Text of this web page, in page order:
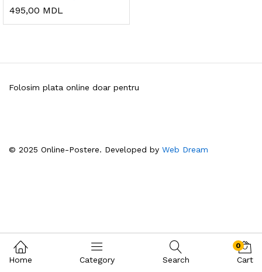
495,00 MDL
© 2025 Online-Postere. Developed by Web Dream
Folosim plata online doar pentru
Home Category Search
0
Cart